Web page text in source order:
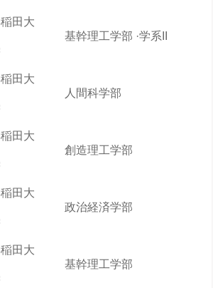
田大
基幹理工学部 ·学系II
田大
人間科学部
田大
創造理工学部
田大
政治経済学部
田大
基幹理工学部